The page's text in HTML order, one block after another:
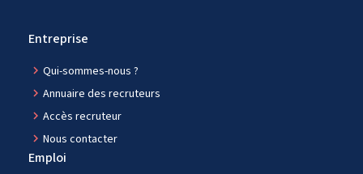
Entreprise
navigate_next Qui-sommes-nous ?
navigate_next Annuaire des recruteurs
navigate_next Accès recruteur
navigate_next Nous contacter
Emploi